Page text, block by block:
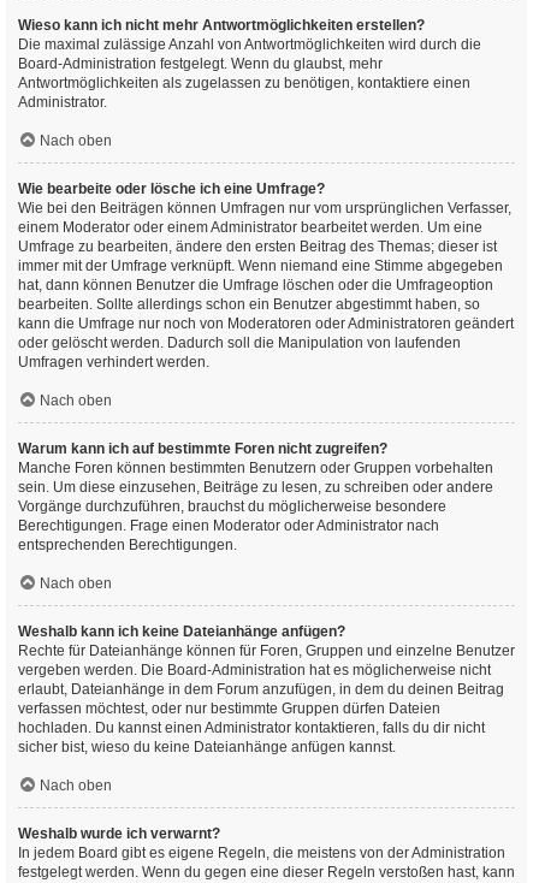
Wieso kann ich nicht mehr Antwortmöglichkeiten erstellen?
Die maximal zulässige Anzahl von Antwortmöglichkeiten wird durch die
Board-Administration festgelegt. Wenn du glaubst, mehr
Antwortmöglichkeiten als zugelassen zu benötigen, kontaktiere einen
Administrator.
Nach oben
Wie bearbeite oder lösche ich eine Umfrage?
Wie bei den Beiträgen können Umfragen nur vom ursprünglichen Verfasser,
einem Moderator oder einem Administrator bearbeitet werden. Um eine
Umfrage zu bearbeiten, ändere den ersten Beitrag des Themas; dieser ist
immer mit der Umfrage verknüpft. Wenn niemand eine Stimme abgegeben
hat, dann können Benutzer die Umfrage löschen oder die Umfrageoption
bearbeiten. Sollte allerdings schon ein Benutzer abgestimmt haben, so
kann die Umfrage nur noch von Moderatoren oder Administratoren geändert
oder gelöscht werden. Dadurch soll die Manipulation von laufenden
Umfragen verhindert werden.
Nach oben
Warum kann ich auf bestimmte Foren nicht zugreifen?
Manche Foren können bestimmten Benutzern oder Gruppen vorbehalten
sein. Um diese einzusehen, Beiträge zu lesen, zu schreiben oder andere
Vorgänge durchzuführen, brauchst du möglicherweise besondere
Berechtigungen. Frage einen Moderator oder Administrator nach
entsprechenden Berechtigungen.
Nach oben
Weshalb kann ich keine Dateianhänge anfügen?
Rechte für Dateianhänge können für Foren, Gruppen und einzelne Benutzer
vergeben werden. Die Board-Administration hat es möglicherweise nicht
erlaubt, Dateianhänge in dem Forum anzufügen, in dem du deinen Beitrag
verfassen möchtest, oder nur bestimmte Gruppen dürfen Dateien
hochladen. Du kannst einen Administrator kontaktieren, falls du dir nicht
sicher bist, wieso du keine Dateianhänge anfügen kannst.
Nach oben
Weshalb wurde ich verwarnt?
In jedem Board gibt es eigene Regeln, die meistens von der Administration
festgelegt werden. Wenn du gegen eine dieser Regeln verstoßen hast, kann